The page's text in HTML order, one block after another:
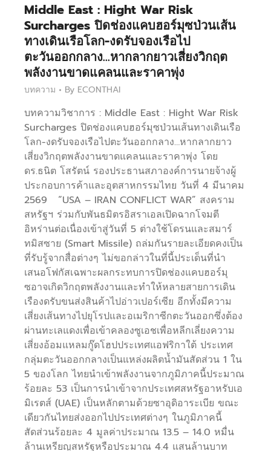
Middle East : Hight War Risk
Surcharges ปิดช่องแคบฮอร์มุซป่วนเส้น
ทางเดินเรือโลก-งดรับจองเรือไป
ตะวันออกกลาง…หากลากยาวเสี่ยงวิกฤต
พลังงานขาดแคลนและราคาพุ่ง
บทความ By ECONTHAI
บทความวิชาการ : Middle East : Hight War Risk
Surcharges ปิดช่องแคบฮอร์มุซป่วนเส้นทางเดินเรือ
โลก-งดรับจองเรือไปตะวันออกกลาง…หากลากยาว
เสี่ยงวิกฤตพลังงานขาดแคลนและราคาพุ่ง โดย
ดร.ธนิต โสรัตน์ รองประธานสภาองค์การนายจ้างผู้
ประกอบการค้าและอุตสาหกรรมไทย วันที่ 4 มีนาคม
2569 “USA – IRAN CONFLICT WAR” สงคราม
สหรัฐฯ ร่วมกับพันธมิตรอิสราเอลเปิดฉากโจมตี
อิหร่านต่อเนื่องเข้าสู่วันที่ 5 ต่างใช้โดรนและสมาร์
ทมิสซาย (Smart Missile) ถล่มกันรายละเอียดคงเป็น
ที่รับรู้จากสื่อต่างๆ ไม่ขอกล่าวในที่นี้ประเด็นที่นำ
เสนอโฟกัสเฉพาะผลกระทบการปิดช่องแคบฮอร์มุ
ซอาจเกิดวิกฤตพลังงานและทำให้หลายสายการเดิน
เรืองดรับขนส่งสินค้าไปอ่าวเปอร์เซีย อีกทั้งมีความ
เสี่ยงเส้นทางไปยุโรปและอเมริกาซีกตะวันออกซึ่งต้อง
ผ่านทะเลแดงเพื่อเข้าคลองซูเอชเพื่อหลีกเลี่ยงความ
เสี่ยงอ้อมแหลมกู๊ดโฮปประเทศแอฟริกาใต้ ประเทศ
กลุ่มตะวันออกกลางเป็นแหล่งผลิตน้ำมันสัดส่วน 1 ใน
5 ของโลก ไทยนำเข้าพลังงานจากภูมิภาคนี้ประมาณ
ร้อยละ 53 เป็นการนำเข้าจากประเทศสหรัฐอาหรับเอ
มิเรตส์ (UAE) เป็นหลักตามด้วยซาอุดิอาระเบีย ขณะ
เดียวกันไทยส่งออกไปประเทศต่างๆ ในภูมิภาคนี้
สัดส่วนร้อยละ 4 มูลค่าประมาณ 13.5 – 14.0 หมื่น
ล้านเหรียญสหรัฐหรือประมาณ 4.4 แสนล้านบาท